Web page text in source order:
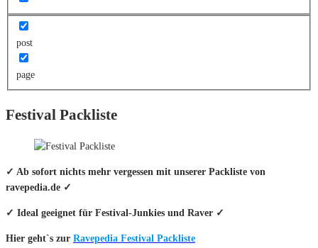
post
page
Festival Packliste
✓ Ab sofort nichts mehr vergessen mit unserer Packliste von
ravepedia.de ✓
✓ Ideal geeignet für Festival-Junkies und Raver ✓
Hier geht`s zur Ravepedia Festival Packliste